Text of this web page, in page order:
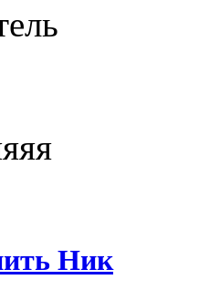
Ник